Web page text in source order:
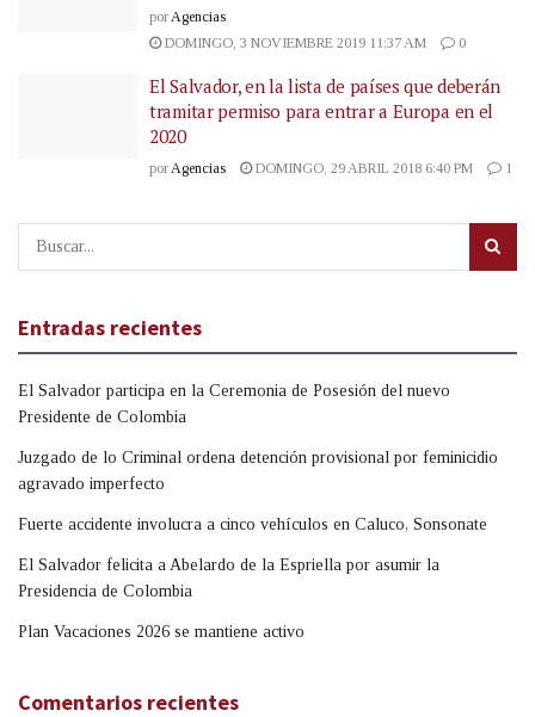
por Agencias
DOMINGO, 3 NOVIEMBRE 2019 11:37 AM
0
El Salvador, en la lista de países que deberán
tramitar permiso para entrar a Europa en el
2020
por Agencias DOMINGO, 29 ABRIL 2018 6:40 PM 1
Entradas recientes
El Salvador participa en la Ceremonia de Posesión del nuevo
Presidente de Colombia
Juzgado de lo Criminal ordena detención provisional por feminicidio
agravado imperfecto
Fuerte accidente involucra a cinco vehículos en Caluco, Sonsonate
El Salvador felicita a Abelardo de la Espriella por asumir la
Presidencia de Colombia
Plan Vacaciones 2026 se mantiene activo
Comentarios recientes